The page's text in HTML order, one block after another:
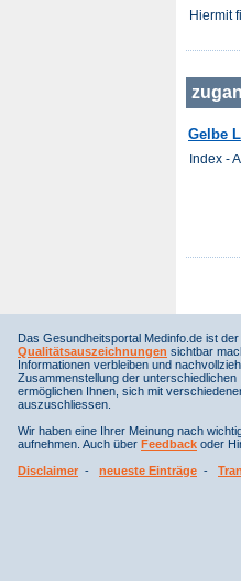
Hiermit
Gelbe
Index -
Das Gesundheitsportal Medinfo.de ist
Qualitätsauszeichnungen sichtbar
Informationen verbleiben und
Zusammenstellung der
ermöglichen Ihnen, sich mit
auszuschliessen.
Wir haben eine Ihrer Meinung nach
aufnehmen. Auch über Feedback oder
Disclaimer - neueste Einträge -